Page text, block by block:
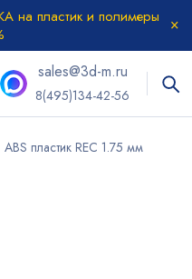
на пластик и полимеры
sales@3d-m.ru
8(495)134-42-56
ABS пластик REC 1.75 мм